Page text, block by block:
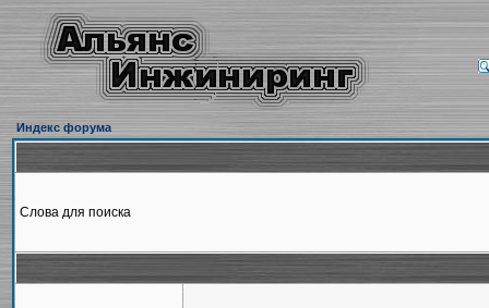
Индекс форума
Слова для поиска